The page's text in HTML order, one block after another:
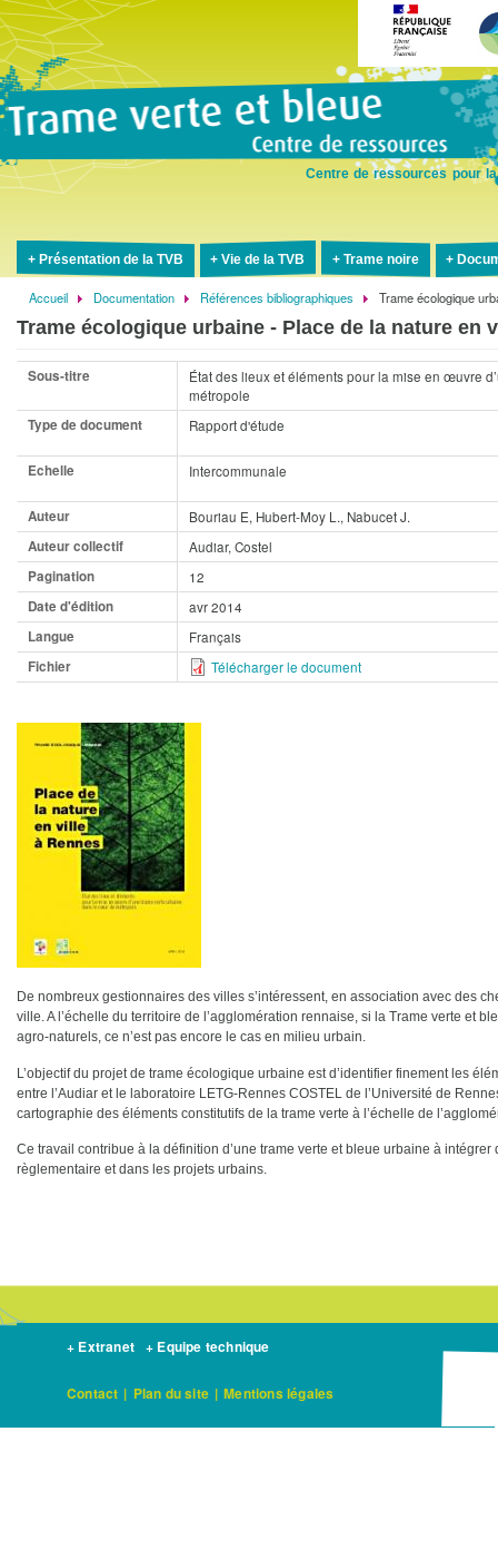
Centre de ressources pour
Présentation de la TVB Vie de la TVB Trame noire
Fil
d'Ariane
Accueil Documentation Références bibliographiques Trame écologique
Trame écologique urbaine - Place de la nature en
Sous-titre
État des lieux et éléments pour la mise en œuvre
métropole
Type de document
Rapport d'étude
Echelle Intercommunale
Auteur
Bouriau E, Hubert-Moy L., Nabucet J.
Auteur collectif
Audiar, Costel
Pagination
12
Date d'édition
avr 2014
Langue
Français
Fichier
Télécharger le document
De nombreux gestionnaires des villes s’intéressent, en association avec des
ville. A l’échelle du territoire de l’agglomération rennaise, si la Trame verte et
agro-naturels, ce n’est pas encore le cas en milieu urbain.
L’objectif du projet de trame écologique urbaine est d’identifier finement les
entre l’Audiar et le laboratoire LETG-Rennes COSTEL de l’Université de
cartographie des éléments constitutifs de la trame verte à l’échelle de
Ce travail contribue à la définition d’une trame verte et bleue urbaine à
règlementaire et dans les projets urbains.
+ Extranet + Equipe technique
Contact | Plan du site | Mentions légales